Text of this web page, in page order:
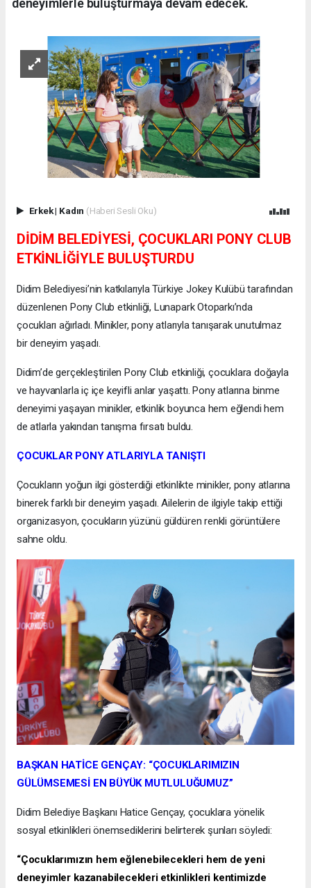
deneyimlerle buluşturmaya devam edecek.
Erkek| Kadın (Haberi Sesli Oku)
DİDİM BELEDİYESİ, ÇOCUKLARI PONY CLUB
ETKİNLİĞİYLE BULUŞTURDU
Didim Belediyesi’nin katkılarıyla Türkiye Jokey Kulübü tarafından
düzenlenen Pony Club etkinliği, Lunapark Otoparkı’nda
çocukları ağırladı. Minikler, pony atlarıyla tanışarak unutulmaz
bir deneyim yaşadı.
Didim’de gerçekleştirilen Pony Club etkinliği, çocuklara doğayla
ve hayvanlarla iç içe keyifli anlar yaşattı. Pony atlarına binme
deneyimi yaşayan minikler, etkinlik boyunca hem eğlendi hem
de atlarla yakından tanışma fırsatı buldu.
ÇOCUKLAR PONY ATLARIYLA TANIŞTI
Çocukların yoğun ilgi gösterdiği etkinlikte minikler, pony atlarına
binerek farklı bir deneyim yaşadı. Ailelerin de ilgiyle takip ettiği
organizasyon, çocukların yüzünü güldüren renkli görüntülere
sahne oldu.
BAŞKAN HATİCE GENÇAY: “ÇOCUKLARIMIZIN
GÜLÜMSEMESİ EN BÜYÜK MUTLULUĞUMUZ”
Didim Belediye Başkanı Hatice Gençay, çocuklara yönelik
sosyal etkinlikleri önemsediklerini belirterek şunları söyledi:
“Çocuklarımızın hem eğlenebilecekleri hem de yeni
deneyimler kazanabilecekleri etkinlikleri kentimizde